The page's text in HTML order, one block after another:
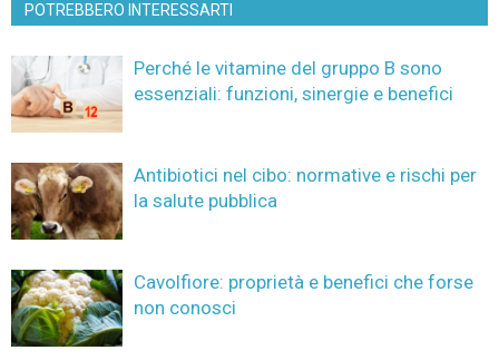
POTREBBERO INTERESSARTI
Perché le vitamine del gruppo B sono
essenziali: funzioni, sinergie e benefici
Antibiotici nel cibo: normative e rischi per
la salute pubblica
Cavolfiore: proprietà e benefici che forse
non conosci